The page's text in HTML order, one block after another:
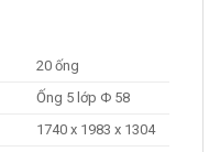
20 ống
Ống 5 lớp Φ 58
1740 x 1983 x 1304